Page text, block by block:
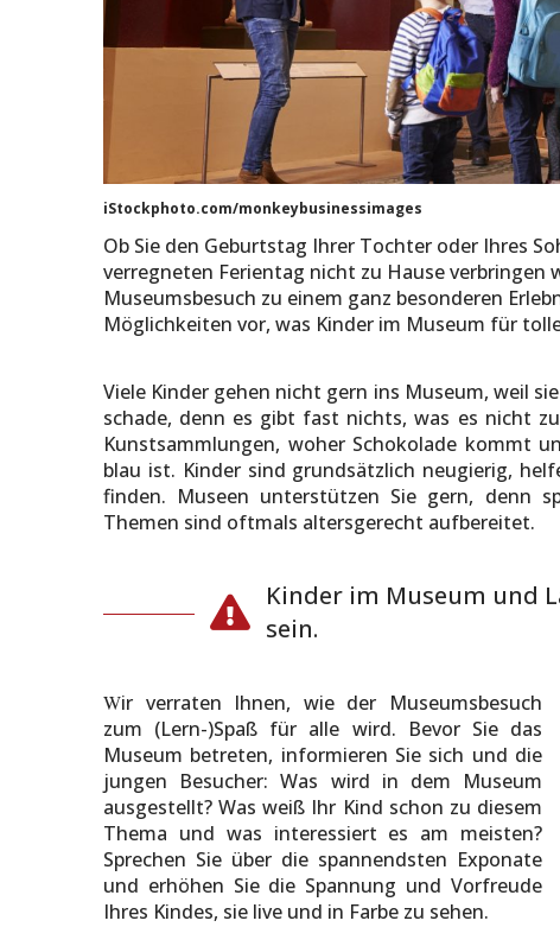
iStockphoto.com/monkeybusinessimages
Ob Sie den Geburtstag Ihrer Tochter oder Ihres
verregneten Ferientag nicht zu Hause verbringen
Museumsbesuch zu einem ganz besonderen
Möglichkeiten vor, was Kinder im Museum für
Viele Kinder gehen nicht gern ins Museum, weil
schade, denn es gibt fast nichts, was es nicht
Kunstsammlungen, woher Schokolade kommt
blau ist. Kinder sind grundsätzlich neugierig,
finden. Museen unterstützen Sie gern, denn
Themen sind oftmals altersgerecht aufbereitet.
Kinder im Museum und
sein.
Wir verraten Ihnen, wie der Museumsbesuch
zum (Lern-)Spaß für alle wird. Bevor Sie das
Museum betreten, informieren Sie sich und die
jungen Besucher: Was wird in dem Museum
ausgestellt? Was weiß Ihr Kind schon zu diesem
Thema und was interessiert es am meisten?
Sprechen Sie über die spannendsten Exponate
und erhöhen Sie die Spannung und Vorfreude
Ihres Kindes, sie live und in Farbe zu sehen.